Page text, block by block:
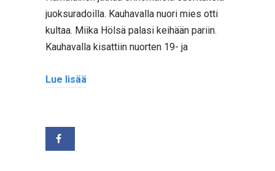
juoksuradoilla. Kauhavalla nuori mies otti
kultaa. Miika Hölsä palasi keihään pariin.
Kauhavalla kisattiin nuorten 19- ja
Lue lisää